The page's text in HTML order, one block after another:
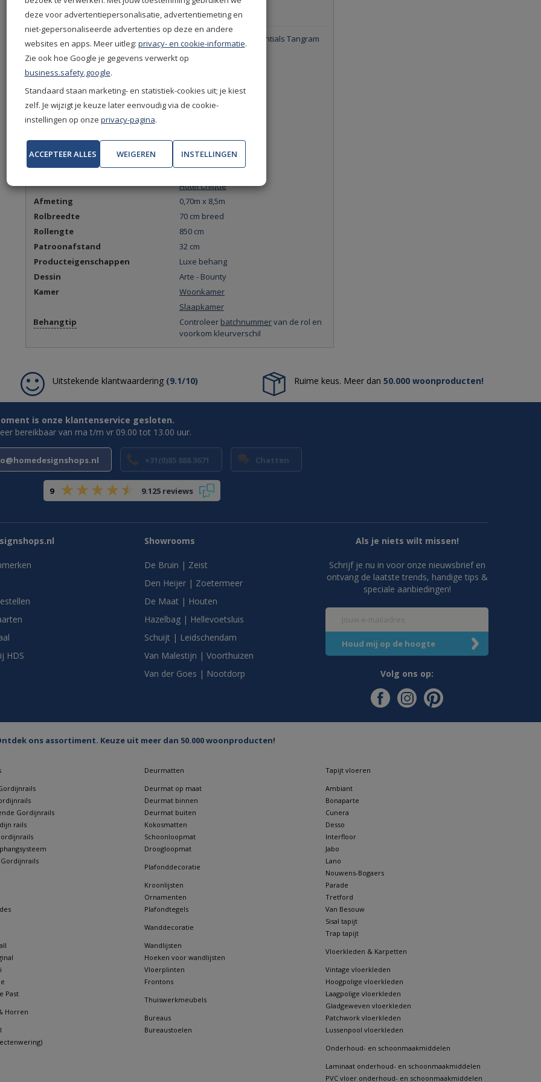
EAN
5414917195608
Productgroep
Arte behang - Arte Essentials Tangram
Behang
Roze
Merken
Arte
Collectie
Essentials Tangram
Soort behang
Product
Vliesbehang
Stijl en thema
Bladeren
Botanisch
Hotel Chique
Afmeting
0,70m x 8,5m
Rolbreedte
70 cm breed
Rollengte
850 cm
Patroonafstand
32 cm
Producteigenschappen
Luxe behang
Dessin
Arte - Bounty
Kamer
Woonkamer
Slaapkamer
Behangtip
Controleer batchnummervan de rol en
voorkom kleurverschil
Uitstekende klantwaardering (9.1/10) Ruime keus. Meer dan 50.000 woonproducten!
is onze klantenservice gesloten.
bereikbaar van ma t/m vr 09.00 tot 13.00 uur.
+31(0)85 888 3671 Chatten
9 9.125 reviews
HDS
Showrooms
De Bruin | Zeist
Den Heijer | Zoetermeer
De Maat | Houten
Hazelbag | Hellevoetsluis
Schuijt | Leidschendam
Van Malestijn | Voorthuizen
Van der Goes | Nootdorp
Als je niets wilt missen!
Schrijf je nu in voor onze nieuwsbrief en
ontvang de laatste trends, handige tips &
speciale aanbiedingen!
Volg ons op:
ons assortiment. Keuze uit meer dan 50.000 woonproducten!
Gordijnrails
rails
Past
Horren
Deurmatten
Deurmat op maat
Deurmat binnen
Deurmat buiten
Kokosmatten
Schoonloopmat
Droogloopmat
Plafonddecoratie
Kroonlijsten
Ornamenten
Plafondtegels
Wanddecoratie
Wandlijsten
Hoeken voor wandlijsten
Vloerplinten
Frontons
Thuiswerkmeubels
Bureaus
Bureaustoelen
Tapijt vloeren
Ambiant
Bonaparte
Cunera
Desso
Interfloor
Jabo
Lano
Nouwens-Bogaers
Parade
Tretford
Van Besouw
Sisal tapijt
Trap tapijt
Vloerkleden & Karpetten
Vintage vloerkleden
Hoogpolige vloerkleden
Laagpolige vloerkleden
Gladgeweven vloerkleden
Patchwork vloerkleden
Lussenpool vloerkleden
Onderhoud- en schoonmaakmiddelen
Laminaat onderhoud- en schoonmaakmiddelen
PVC vloer onderhoud- en schoonmaakmiddelen
deze voor advertentiepersonalisatie, advertentiemeting en
niet-gepersonaliseerde advertenties op deze en andere
websites en apps. Meer uitleg: privacy- en cookie-informatie.
Zie ook hoe Google je gegevens verwerkt op
business.safety.google.
Standaard staan marketing- en statistiek-cookies uit; je kiest
zelf. Je wijzigt je keuze later eenvoudig via de cookie-
instellingen op onze privacy-pagina.
ACCEPTEER ALLES WEIGEREN INSTELLINGEN